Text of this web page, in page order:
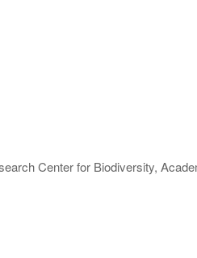
Center for Biodiversity,